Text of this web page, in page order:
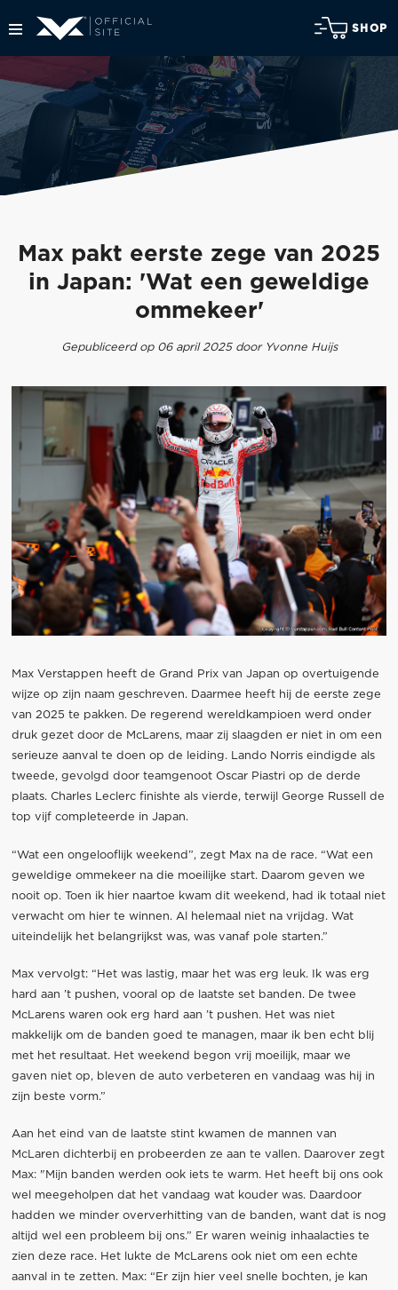
SHOP
Max pakt eerste zege van 2025
in Japan: 'Wat een geweldige
ommekeer'
Gepubliceerd op 06 april 2025 door Yvonne Huijs
Max Verstappen heeft de Grand Prix van Japan op overtuigende
wijze op zijn naam geschreven. Daarmee heeft hij de eerste zege
van 2025 te pakken. De regerend wereldkampioen werd onder
druk gezet door de McLarens, maar zij slaagden er niet in om een
serieuze aanval te doen op de leiding. Lando Norris eindigde als
tweede, gevolgd door teamgenoot Oscar Piastri op de derde
plaats. Charles Leclerc finishte als vierde, terwijl George Russell de
top vijf completeerde in Japan.
“Wat een ongelooflijk weekend”, zegt Max na de race. “Wat een
geweldige ommekeer na die moeilijke start. Daarom geven we
nooit op. Toen ik hier naartoe kwam dit weekend, had ik totaal niet
verwacht om hier te winnen. Al helemaal niet na vrijdag. Wat
uiteindelijk het belangrijkst was, was vanaf pole starten.”
Max vervolgt: “Het was lastig, maar het was erg leuk. Ik was erg
hard aan ’t pushen, vooral op de laatste set banden. De twee
McLarens waren ook erg hard aan ’t pushen. Het was niet
makkelijk om de banden goed te managen, maar ik ben echt blij
met het resultaat. Het weekend begon vrij moeilijk, maar we
gaven niet op, bleven de auto verbeteren en vandaag was hij in
zijn beste vorm.”
Aan het eind van de laatste stint kwamen de mannen van
McLaren dichterbij en probeerden ze aan te vallen. Daarover zegt
Max: "Mijn banden werden ook iets te warm. Het heeft bij ons ook
wel meegeholpen dat het vandaag wat kouder was. Daardoor
hadden we minder oververhitting van de banden, want dat is nog
altijd wel een probleem bij ons.” Er waren weinig inhaalacties te
zien deze race. Het lukte de McLarens ook niet om een echte
aanval in te zetten. Max: “Er zijn hier veel snelle bochten, je kan